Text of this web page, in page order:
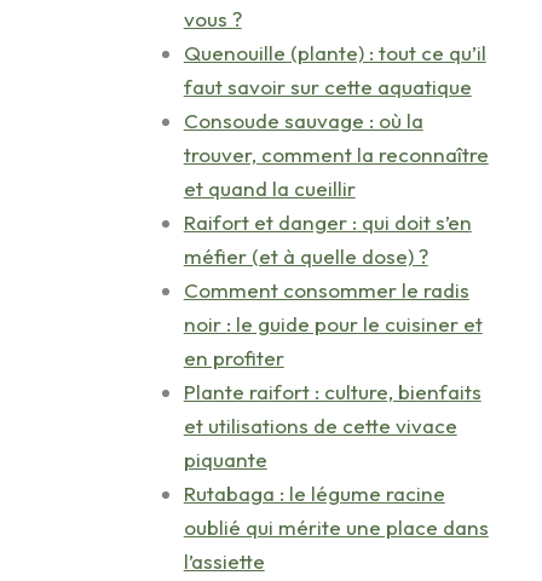
vous ?
Quenouille (plante) : tout ce qu’il
faut savoir sur cette aquatique
Consoude sauvage : où la
trouver, comment la reconnaître
et quand la cueillir
Raifort et danger : qui doit s’en
méfier (et à quelle dose) ?
Comment consommer le radis
noir : le guide pour le cuisiner et
en profiter
Plante raifort : culture, bienfaits
et utilisations de cette vivace
piquante
Rutabaga : le légume racine
oublié qui mérite une place dans
l’assiette